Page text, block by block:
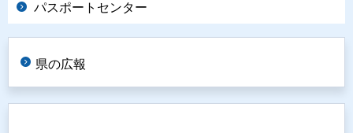
パスポートセンター
県の広報